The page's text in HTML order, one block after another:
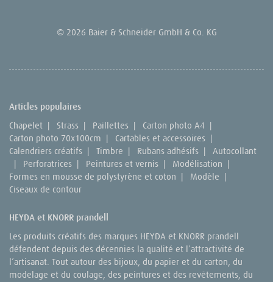
© 2026 Baier & Schneider GmbH & Co. KG
Articles populaires
Chapelet | Strass | Paillettes | Carton photo A4 |
Carton photo 70x100cm | Cartables et accessoires |
Calendriers créatifs | Timbre | Rubans adhésifs |
Autocollant
|
Perforatrices | Peintures et vernis | Modélisation |
Formes en mousse de polystyrène et coton | Modèle |
Ciseaux de contour
HEYDA et KNORR prandell
Les produits créatifs des marques HEYDA et KNORR prandell
défendent depuis des décennies la qualité et l’attractivité de
l’artisanat. Tout autour des bijoux, du papier et du carton, du
modelage et du coulage, des peintures et des revêtements, du